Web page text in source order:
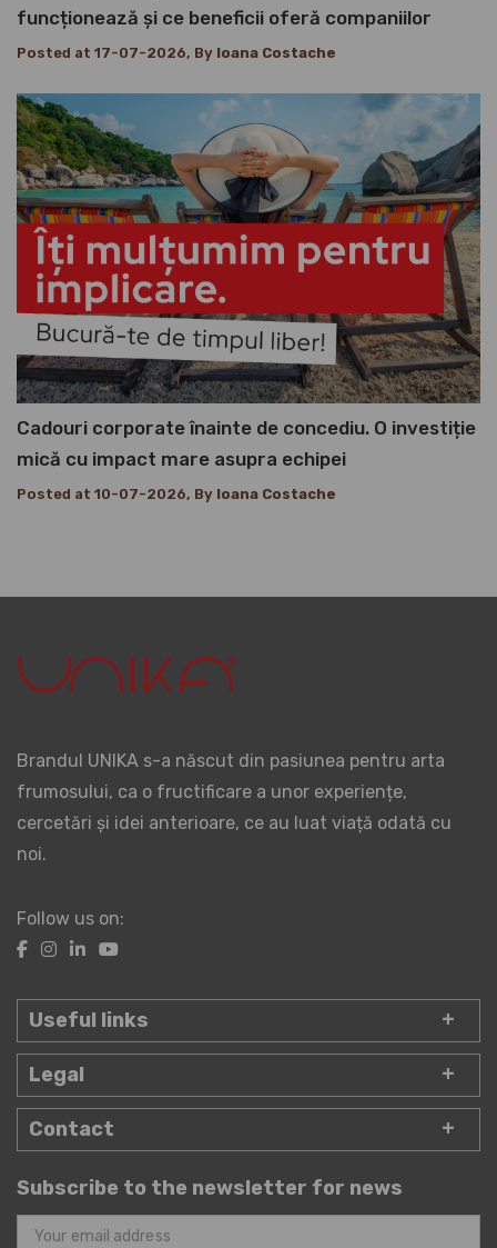
funcționează și ce beneficii oferă companiilor
Posted at 17-07-2026, By Ioana Costache
Cadouri corporate înainte de concediu. O investiție
mică cu impact mare asupra echipei
Posted at 10-07-2026, By Ioana Costache
Brandul UNIKA s-a născut din pasiunea pentru arta
frumosului, ca o fructificare a unor experiențe,
cercetări și idei anterioare, ce au luat viață odată cu
noi.
Follow us on:
Useful links
Legal
Contact
Subscribe to the newsletter for news